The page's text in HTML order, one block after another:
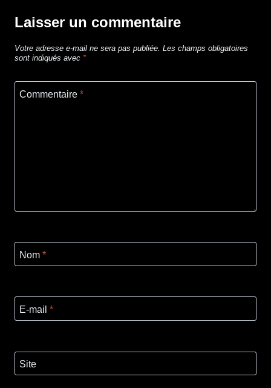
Laisser un commentaire
Votre adresse e-mail ne sera pas publiée. Les champs obligatoires
sont indiqués avec *
Commentaire *
Nom *
E-mail *
Site